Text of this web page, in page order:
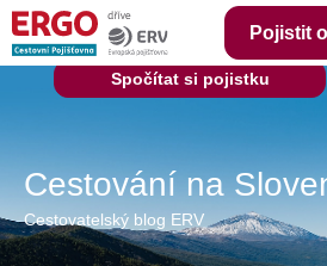
Pojistit
Cestování na
Cestovatelský blog ERV
Spočítat si pojistku